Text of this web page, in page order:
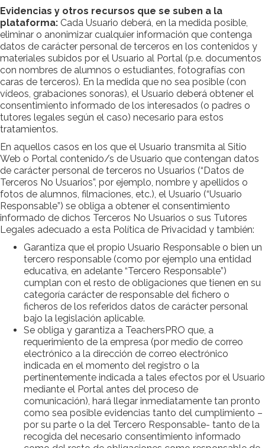
Evidencias y otros recursos que se suben a la
plataforma: Cada Usuario deberá, en la medida posible,
eliminar o anonimizar cualquier información que contenga
datos de carácter personal de terceros en los contenidos y
materiales subidos por el Usuario al Portal (p.e. documentos
con nombres de alumnos o estudiantes, fotografías con
caras de terceros). En la medida que no sea posible (con
vídeos, grabaciones sonoras), el Usuario deberá obtener el
consentimiento informado de los interesados (o padres o
tutores legales según el caso) necesario para estos
tratamientos.
En aquellos casos en los que el Usuario transmita al Sitio
Web o Portal contenido/s de Usuario que contengan datos
de carácter personal de terceros no Usuarios (“Datos de
Terceros No Usuarios”, por ejemplo, nombre y apellidos o
fotos de alumnos, filmaciones, etc.), el Usuario (“Usuario
Responsable”) se obliga a obtener el consentimiento
informado de dichos Terceros No Usuarios o sus Tutores
Legales adecuado a esta Política de Privacidad y también:
Garantiza que el propio Usuario Responsable o bien un
tercero responsable (como por ejemplo una entidad
educativa, en adelante “Tercero Responsable”)
cumplan con el resto de obligaciones que tienen en su
categoría carácter de responsable del fichero o
ficheros de los referidos datos de carácter personal
bajo la legislación aplicable.
Se obliga y garantiza a TeachersPRO que, a
requerimiento de la empresa (por medio de correo
electrónico a la dirección de correo electrónico
indicada en el momento del registro o la
pertinentemente indicada a tales efectos por el Usuario
mediante el Portal antes del proceso de
comunicación), hará llegar inmediatamente tan pronto
como sea posible evidencias tanto del cumplimiento –
por su parte o la del Tercero Responsable- tanto de la
recogida del necesario consentimiento informado